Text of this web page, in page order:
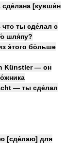
[кувши́н
ты сде́лал с
шля́пу?
э́того бо́льше
Künstler — он
— ты сде́лал
[сде́лаю] для